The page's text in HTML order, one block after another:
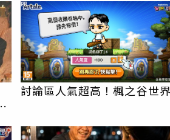
討論區人氣超高！楓之谷世
PR